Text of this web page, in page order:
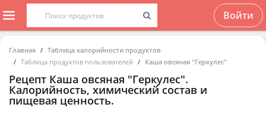
Войти
Главная
Таблица калорийности продуктов
Таблица продуктов пользователей
Каша овсяная "Геркулес"
Рецепт Каша овсяная "Геркулес".
Калорийность, химический состав и
пищевая ценность.